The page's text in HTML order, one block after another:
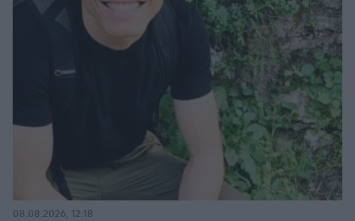
08.08.2026, 12:18